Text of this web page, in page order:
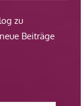
zu
Beiträge